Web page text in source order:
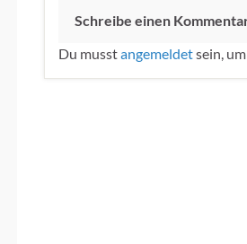
Schreibe einen
Du musstangemeldetsein,